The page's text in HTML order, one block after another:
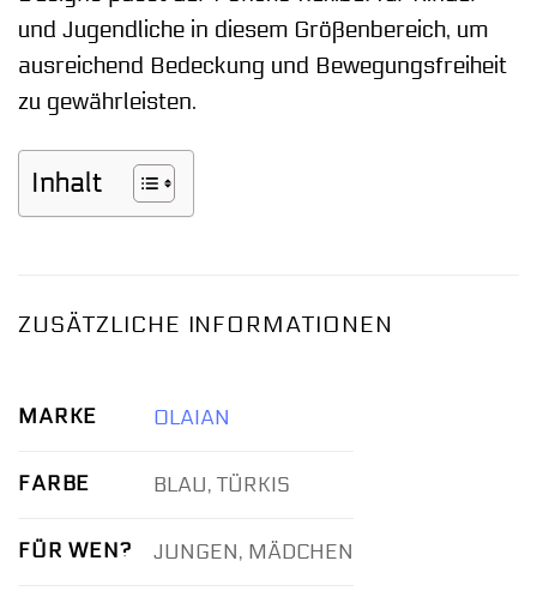
und Jugendliche in diesem Größenbereich, um
ausreichend Bedeckung und Bewegungsfreiheit
zu gewährleisten.
Inhalt
ZUSÄTZLICHE INFORMATIONEN
MARKE OLAIAN
FARBE BLAU, TÜRKIS
FÜR WEN? JUNGEN, MÄDCHEN